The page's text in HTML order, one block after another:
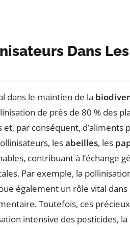
Dans Les
dans le maintien de la
de près de 80 % des
par conséquent, d’aliments
lesabeilles, les
contribuant à l’échange
Par exemple, la
également un rôle vital dans
Toutefois, ces
intensive des pesticides, la